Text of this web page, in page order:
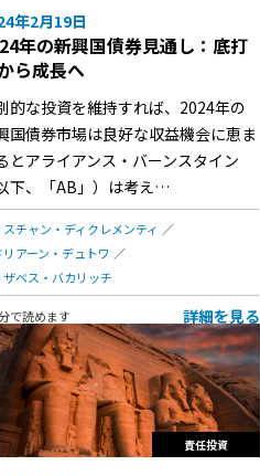
年2月19日
年の新興国債券見通し：底打
ら成長へ
的な投資を維持すれば、2024年の
国債券市場は良好な収益機会に恵ま
とアライアンス・バーンスタイン
以下、「AB」）は考え…
スチャン・ディクレメンティ
リアーン・デュトワ
ザベス・バカリッチ
で読めます 詳細を見る
責任投資